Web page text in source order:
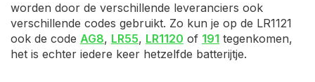
worden door de verschillende leveranciers ook
verschillende codes gebruikt. Zo kun je op de LR1121
ook de code AG8, LR55, LR1120 of 191 tegenkomen,
het is echter iedere keer hetzelfde batterijtje.